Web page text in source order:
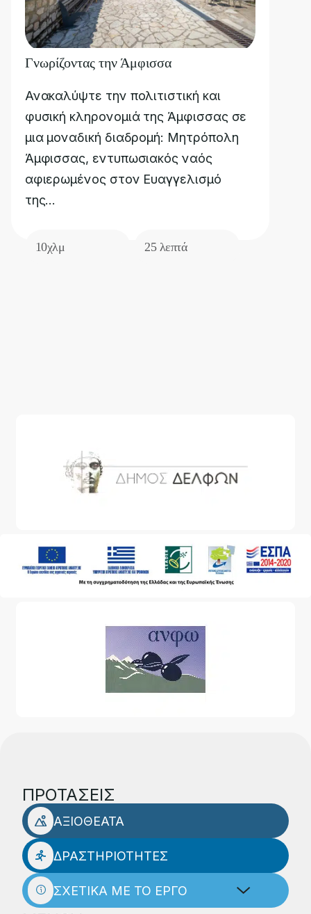
Γνωρίζοντας την Άμφισσα
Ανακαλύψτε την πολιτιστική και
φυσική κληρονομιά της Άμφισσας σε
μια μοναδική διαδρομή: Μητρόπολη
Άμφισσας, εντυπωσιακός ναός
αφιερωμένος στον Ευαγγελισμό
της...
10χλμ 25 λεπτά
ΠΡΟΤΑΣΕΙΣ
ΑΞΙΟΘΕΑΤΑ
ΔΡΑΣΤΗΡΙΟΤΗΤΕΣ
ΣΧΕΤΙΚΑ ΜΕ ΤΟ ΕΡΓΟ